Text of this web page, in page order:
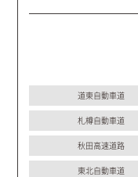
道東自動車道
札樽自動車道
秋田高速道路
東北自動車道